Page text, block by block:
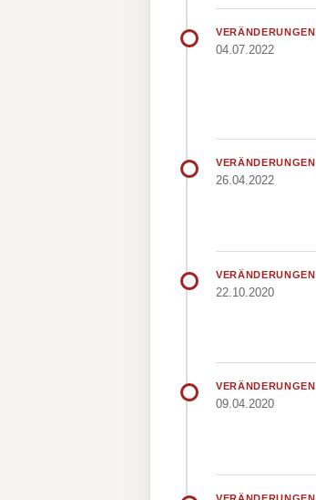
VERÄNDERUNGEN
04.07.2022
VERÄNDERUNGEN
26.04.2022
VERÄNDERUNGEN
22.10.2020
VERÄNDERUNGEN
09.04.2020